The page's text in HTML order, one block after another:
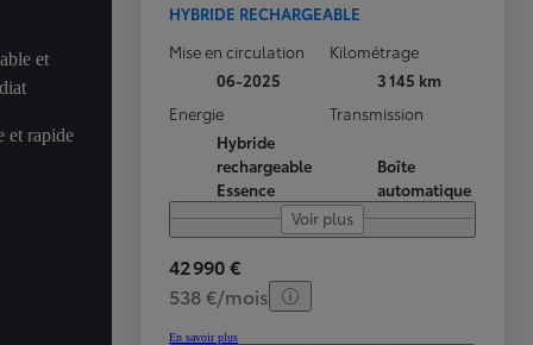
et
et rapide
HYBRIDE RECHARGEABLE
Mise en circulation
06-2025
Kilométrage
3 145 km
Energie
Hybride
rechargeable
Essence
Transmission
Boîte
automatique
Voir plus
42 990 €
538 €/mois
En savoir plus